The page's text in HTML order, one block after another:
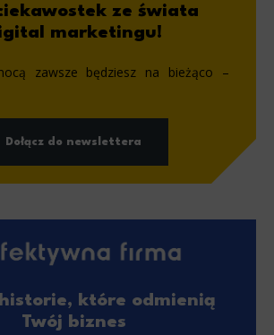
ze świata
marketingu!
zawsze będziesz na bieżąco –
Dołącz do newslettera
które odmienią
Twój biznes